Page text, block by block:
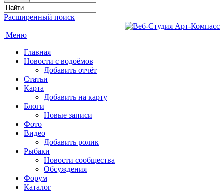
Расширенный поиск
Меню
Главная
Новости с водоёмов
Добавить отчёт
Статьи
Карта
Добавить на карту
Блоги
Новые записи
Фото
Видео
Добавить ролик
Рыбаки
Новости сообщества
Обсуждения
Форум
Каталог